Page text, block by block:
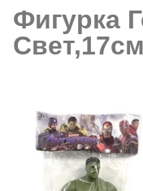
Фигурка
Свет,17см